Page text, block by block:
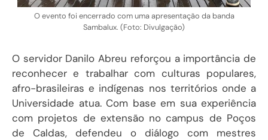
O evento foi encerrado com uma apresentação da banda
Sambalux. (Foto: Divulgação)
O servidor Danilo Abreu reforçou a importância de
reconhecer e trabalhar com culturas populares,
afro-brasileiras e indígenas nos territórios onde a
Universidade atua. Com base em sua experiência
com projetos de extensão no campus de Poços
de Caldas, defendeu o diálogo com mestres